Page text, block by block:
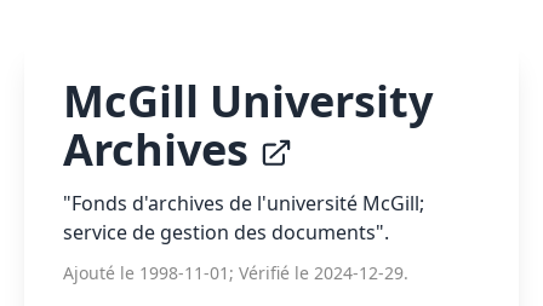
McGill University
Archives
"Fonds d'archives de l'université McGill;
service de gestion des documents".
Ajouté le 1998-11-01; Vérifié le 2024-12-29.